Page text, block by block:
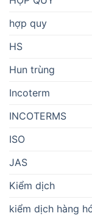
hợp quy
HS
Hun trùng
Incoterm
INCOTERMS
ISO
JAS
Kiểm dịch
kiểm dịch hàng